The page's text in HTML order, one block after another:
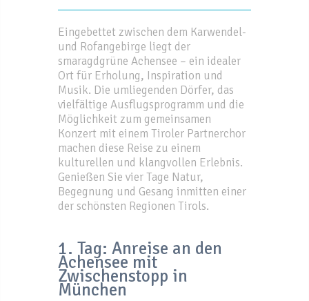
Eingebettet zwischen dem Karwendel-
und Rofangebirge liegt der
smaragdgrüne Achensee – ein idealer
Ort für Erholung, Inspiration und
Musik. Die umliegenden Dörfer, das
vielfältige Ausflugsprogramm und die
Möglichkeit zum gemeinsamen
Konzert mit einem Tiroler Partnerchor
machen diese Reise zu einem
kulturellen und klangvollen Erlebnis.
Genießen Sie vier Tage Natur,
Begegnung und Gesang inmitten einer
der schönsten Regionen Tirols.
1. Tag: Anreise an den
Achensee mit
Zwischenstopp in
München